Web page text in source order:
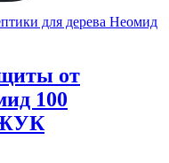
для дерева Неомид
от
100